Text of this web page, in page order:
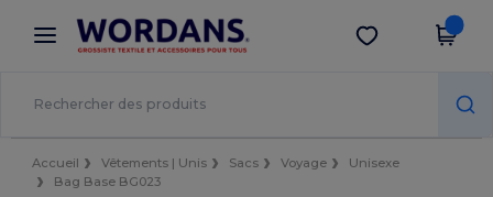
× Appli Wordans
Meilleurs prix sur l’app !
Obtenir l'appli
Accueil Vêtements | Unis Sacs Voyage
Unisexe
Bag Base BG023